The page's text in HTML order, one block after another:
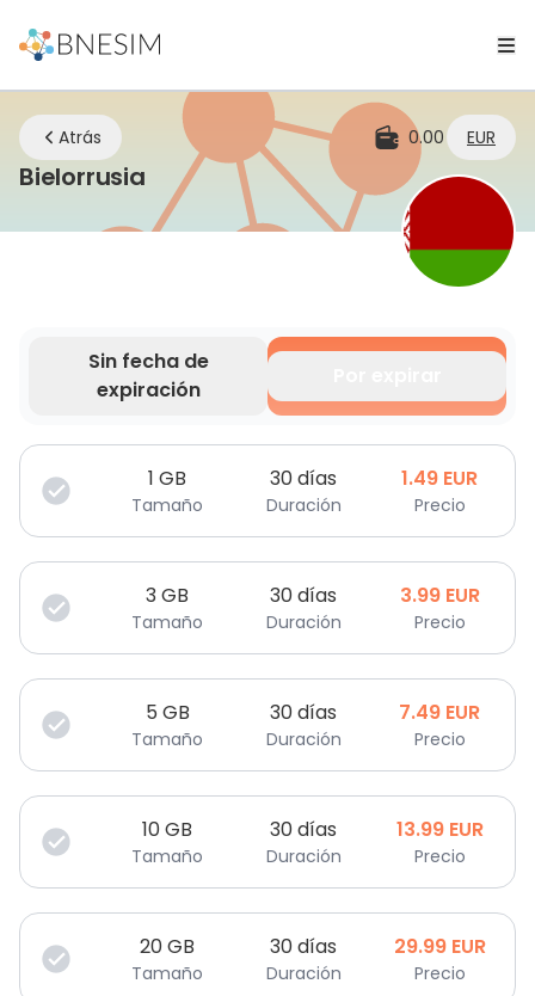
Atrás 0.00 EUR
BielorrusiaeSIM | Mantente conectado
Sin fecha de
expiración
Tus datos son válidos por un tiempo limitado.
1 GB
Tamaño
30 días
Duración
1.49 EUR
Precio
3GB
Tamaño
30 días
Duración
3.99 EUR
Precio
5 GB
Tamaño
30 días
Duración
7.49 EUR
Precio
10GB
Tamaño
30 días
Duración
13.99 EUR
Precio
20GB
Tamaño
30 días
Duración
29.99 EUR
Precio